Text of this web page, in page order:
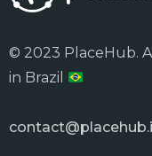
© 2023 PlaceHub.
in Brazil